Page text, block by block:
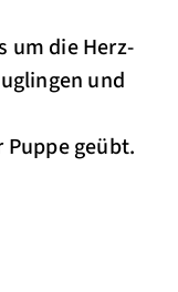
um die Herz-
und
geübt.